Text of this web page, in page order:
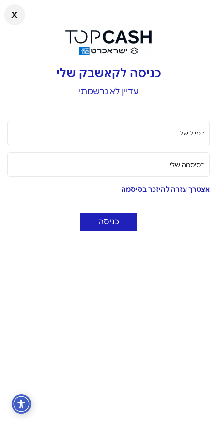
x
כניסה לקאשבק שלי
עדיין לא נרשמתי
המייל שלי
הסיסמה שלי
אצטרך עזרה להיזכר בסיסמה
כניסה